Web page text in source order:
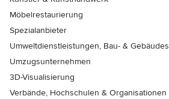
Möbelrestaurierung
Spezialanbieter
Umweltdienstleistungen, Bau- &
Umzugsunternehmen
3D-Visualisierung
Verbände, Hochschulen & Organisationen